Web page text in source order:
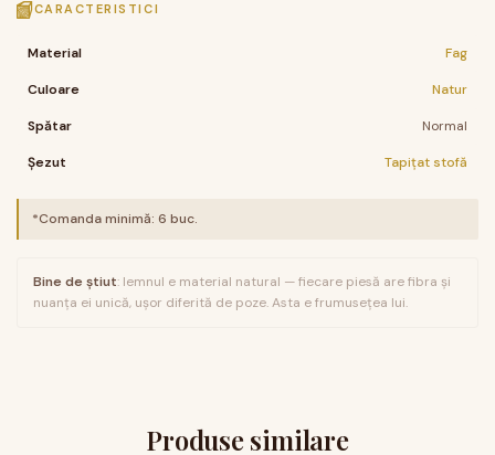
CARACTERISTICI
Material Fag
Culoare Natur
Spătar Normal
Șezut Tapițat stofă
*Comanda minimă: 6 buc.
Bine de știut: lemnul e material natural — fiecare piesă are fibra și
nuanța ei unică, ușor diferită de poze. Asta e frumusețea lui.
Produse similare